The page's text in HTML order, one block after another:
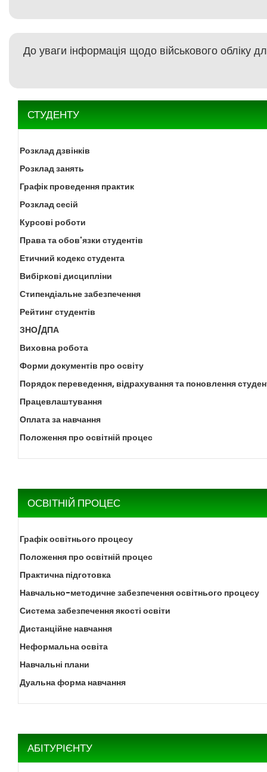
До уваги інформація щодо військового обліку
СТУДЕНТУ
Розклад дзвінків
Розклад занять
Графік проведення практик
Розклад сесій
Курсові роботи
Права та обов'язки студентів
Етичний кодекс студента
Вибіркові дисципліни
Стипендіальне забезпечення
Рейтинг студентів
ЗНО/ДПА
Виховна робота
Форми документів про освіту
Порядок переведення, відрахування та поновлення
Працевлаштування
Оплата за навчання
Положення про освітній процес
ОСВІТНІЙ ПРОЦЕС
Графік освітнього процесу
Положення про освітній процес
Практична підготовка
Навчально-методичне забезпечення освітнього процесу
Система забезпечення якості освіти
Дистанційне навчання
Неформальна освіта
Навчальні плани
Дуальна форма навчання
АБІТУРІЄНТУ